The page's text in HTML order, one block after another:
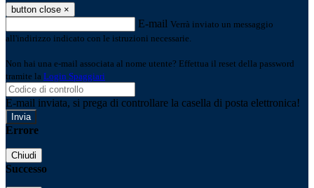
button close ×
E-mail Verrà inviato un messaggio
all'indirizzo indicato con le istruzioni necessarie.
Non hai una e-mail associata al nome utente? Effettua il reset della password
tramite la Login Spaggiari
E-mail inviata, si prega di controllare la casella di posta elettronica!
Errore
Chiudi
Successo